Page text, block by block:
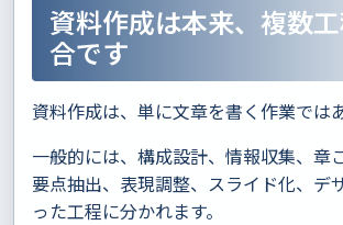
資料作成は本来、複数工
合です
資料作成は、単に文章を書く作業では
一般的には、構成設計、情報収集、章
要点抽出、表現調整、スライド化、デ
った工程に分かれます。